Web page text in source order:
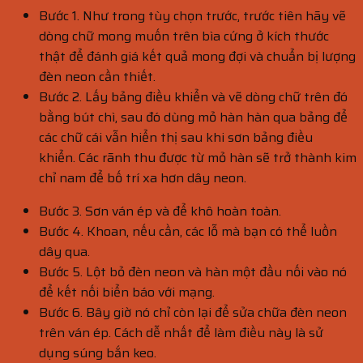
Bước 1. Như trong tùy chọn trước, trước tiên hãy vẽ
dòng chữ mong muốn trên bìa cứng ở kích thước
thật để đánh giá kết quả mong đợi và chuẩn bị lượng
đèn neon cần thiết.
Bước 2. Lấy bảng điều khiển và vẽ dòng chữ trên đó
bằng bút chì, sau đó dùng mỏ hàn hàn qua bảng để
các chữ cái vẫn hiển thị sau khi sơn bảng điều
khiển. Các rãnh thu được từ mỏ hàn sẽ trở thành kim
chỉ nam để bố trí xa hơn dây neon.
Bước 3. Sơn ván ép và để khô hoàn toàn.
Bước 4. Khoan, nếu cần, các lỗ mà bạn có thể luồn
dây qua.
Bước 5. Lột bỏ đèn neon và hàn một đầu nối vào nó
để kết nối biển báo với mạng.
Bước 6. Bây giờ nó chỉ còn lại để sửa chữa đèn neon
trên ván ép. Cách dễ nhất để làm điều này là sử
dụng súng bắn keo.